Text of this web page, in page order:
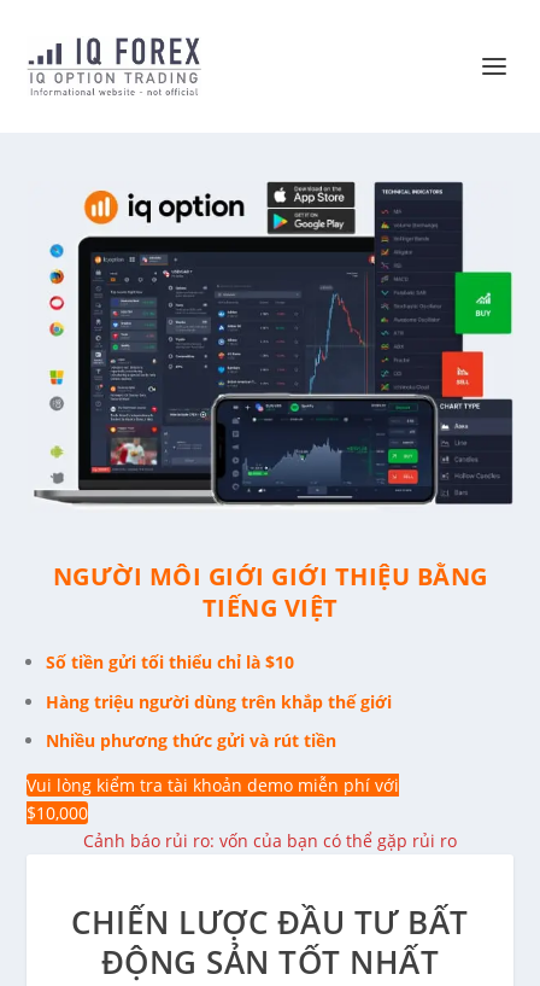
NGƯỜI MÔI GIỚI GIỚI THIỆU BẰNG
TIẾNG VIỆT
Số tiền gửi tối thiểu chỉ là $10
Hàng triệu người dùng trên khắp thế giới
Nhiều phương thức gửi và rút tiền
Vui lòng kiểm tra tài khoản demo miễn phí với
$10,000
Cảnh báo rủi ro: vốn của bạn có thể gặp rủi ro
CHIẾN LƯỢC ĐẦU TƯ BẤT
ĐỘNG SẢN TỐT NHẤT